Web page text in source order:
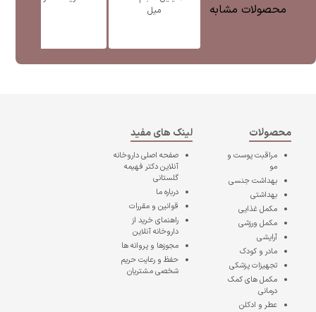
محصولات مشابه
میل
محصولات
مراقبت پوست و
مو
بهداشت جنسی
بهداشتی
مکمل غذایی
مکمل ورزشی
آرایشی
مادر و کودک
تجهیزات پزشکی
مکمل های کمک
درمانی
عطر و ادکلن
لینک های مفید
صفحه اصلیداروخانه
آنلاین دکتر فهیمه
گلستانی
درباره ما
قوانین و مقررات
راهنمای خرید از
داروخانه آنلاین
مجوزها و پروانه ها
حفظ و رعایت حریم
شخصی مشتریان